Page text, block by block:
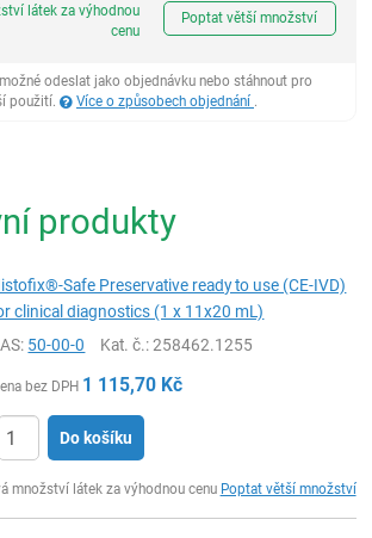
látek za výhodnou
cenu
Poptat větší množství
odeslat jako objednávku nebo stáhnout pro
použití.
Více o způsobech objednání .
produkty
Safe Preservative ready to use (CE-IVD)
clinical diagnostics (1 x 11x20 mL)
50-00-0 Kat. č.: 258462.1255
bez DPH 1 115,70 Kč
Do košíku
množství látek za výhodnou cenu Poptat větší množství